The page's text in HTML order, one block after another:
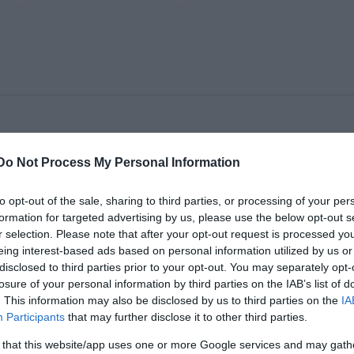
Not Process My Personal Information
opt-out of the sale, sharing to third parties, or processing of your
for targeted advertising by us, please use the below opt-out
selection. Please note that after your opt-out request is processed
interest-based ads based on personal information utilized by us
to third parties prior to your opt-out. You may separately
of your personal information by third parties on the IAB’s list of
This information may also be disclosed by us to third parties on the
Participants that may further disclose it to other third parties.
that this website/app uses one or more Google services and may
a Nemzeti Színház vasfüggönye. A békéscsabai
a társulat tagjai és vendégművészek
lezáruló vasfüggönnyel zárult le egy korszak, és